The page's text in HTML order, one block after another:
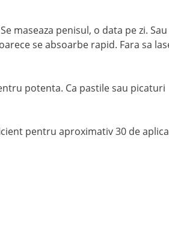
maseaza penisul, o data pe zi. Sau
se absoarbe rapid. Fara sa
potenta. Ca pastile sau picaturi
pentru aproximativ 30 de